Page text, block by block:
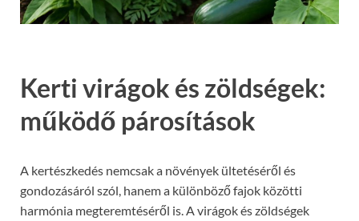
Kerti virágok és zöldségek:
működő párosítások
A kertészkedés nemcsak a növények ültetéséről és
gondozásáról szól, hanem a különböző fajok közötti
harmónia megteremtéséről is. A virágok és zöldségek